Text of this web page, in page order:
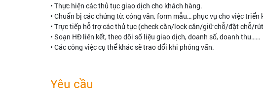
• Thực hiện các thủ tục giao dịch cho khách hàng.
• Chuẩn bị các chứng từ, công văn, form mẫu… phục vụ cho việc triển
• Trực tiếp hỗ trợ các thủ tục (check căn/lock căn/giữ chỗ/đặt chỗ/
• Soạn HĐ liên kết, theo dõi số liệu giao dịch, doanh số, doanh thu……
• Các công việc cụ thể khác sẽ trao đổi khi phỏng vấn.
Yêu cầu